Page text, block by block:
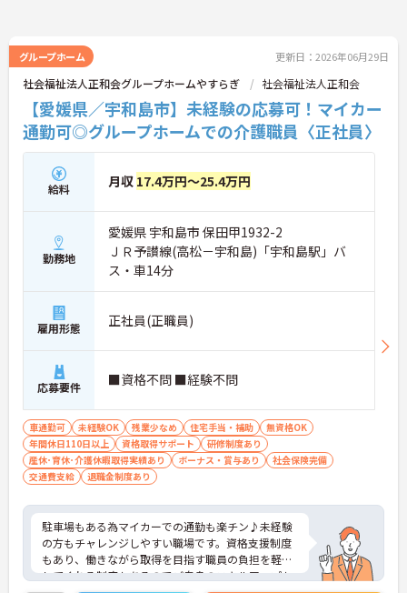
グループホーム 更新日：2026年06月29日
社会福祉法人正和会グループホームやすらぎ 社会福祉法人正和会
【愛媛県／宇和島市】未経験の応募可！マイカー
通勤可◎グループホームでの介護職員〈正社員〉
給料 月収 17.4万円～25.4万円
勤務地
愛媛県 宇和島市 保田甲1932-2
ＪＲ予讃線(高松－宇和島)「宇和島駅」バ
ス・車14分
雇用形態 正社員(正職員)
応募要件 ■資格不問 ■経験不問
車通勤可 未経験OK 残業少なめ 住宅手当・補助
無資格OK
年間休日110日以上
資格取得サポート
研修制度あり
産休･育休･介護休暇取得実績あり
ボーナス・賞与あり
社会保険完備
交通費支給
退職金制度あり
駐車場もある為マイカーでの通勤も楽チン♪未経験
の方もチャレンジしやすい職場です。資格支援制度
もあり、働きながら取得を目指す職員の負担を軽減
してくれる制度もあるのでご自身のスキルアップも